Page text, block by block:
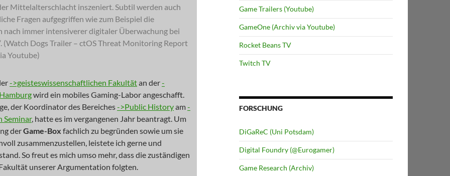
Mittelalterschlacht inszeniert. Subtil werden auch
Fragen aufgegriffen wie zum Beispiel die
nach immer intensiverer digitaler Überwachung bei
(Watch Dogs Trailer – ctOS Threat Monitoring Report
Youtube)
->geisteswissenschaftlichen Fakultätan der-
wird ein mobiles Gaming-Labor angeschafft.
der Koordinator des Bereiches->Public Historyam-
Seminar, hatte es im vergangenen Jahr beantragt. Um
derGame-Box fachlich zu begründen sowie um sie
zusammenzustellen, leistete ich gerne und
So freut es mich umso mehr, dass die zuständigen
unserer Argumentation folgten.
Game Trailers (Youtube)
GameOne (Archiv via Youtube)
Rocket Beans TV
Twitch TV
FORSCHUNG
DiGaReC (Uni Potsdam)
Digital Foundry (@Eurogamer)
Game Research (Archiv)